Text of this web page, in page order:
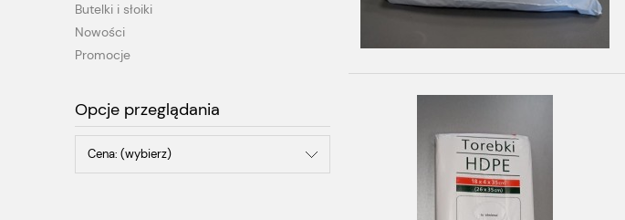
Butelki i słoiki
Nowości
Promocje
Opcje przeglądania
Cena: (wybierz)